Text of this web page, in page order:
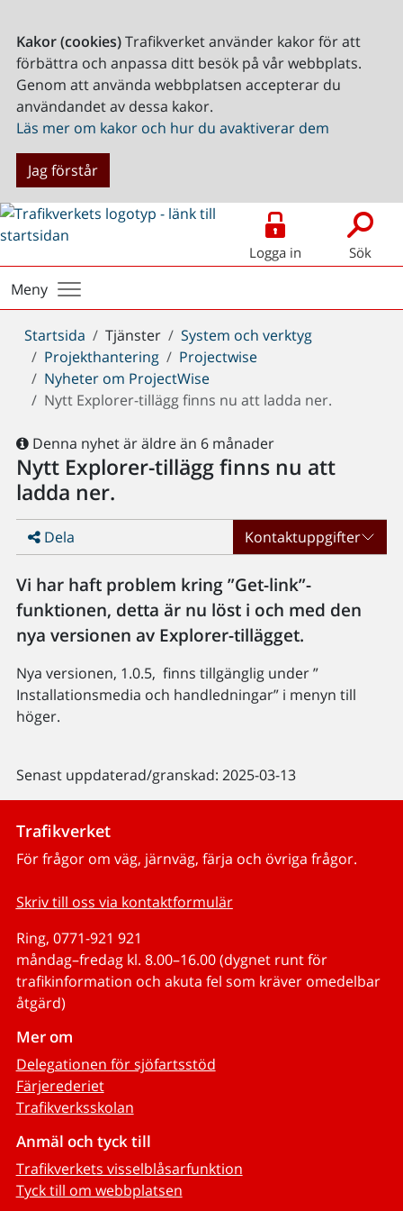
Kakor (cookies)Trafikverket använder kakor för att
förbättra och anpassa ditt besök på vår webbplats.
Genom att använda webbplatsen accepterar du
användandet av dessa kakor.
Läs mer om kakor och hur du avaktiverar dem
Jag förstår
Logga in Sök
Meny
Du
är
här:
Startsida Tjänster
System och verktyg
Projekthantering
Projectwise
Nyheter om ProjectWise
Nytt Explorer-tillägg finns nu att ladda ner.
Denna nyhet är äldre än 6 månader
Nytt Explorer-tillägg finns nu att
ladda ner.
Dela Kontaktuppgifter
Vi har haft problem kring ”Get-link”-
funktionen, detta är nu löst i och med den
nya versionen av Explorer-tillägget.
Nya versionen, 1.0.5, finns tillgänglig under ”
Installationsmedia och handledningar” i menyn till
höger.
Senast uppdaterad/granskad: 2025-03-13
Trafikverket
För frågor om väg, järnväg, färja och övriga frågor.
Skriv till oss via kontaktformulär
Ring, 0771-921 921
måndag–fredag kl. 8.00–16.00 (dygnet runt för
trafikinformation och akuta fel som kräver omedelbar
åtgärd)
Mer om
Delegationen för sjöfartsstöd
Färjerederiet
Trafikverksskolan
Anmäl och tyck till
Trafikverkets visselblåsarfunktion
Tyck till om webbplatsen